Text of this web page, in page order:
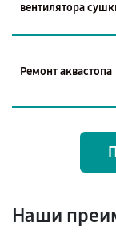
вентилятора
Ремонт аквастопа
Наши